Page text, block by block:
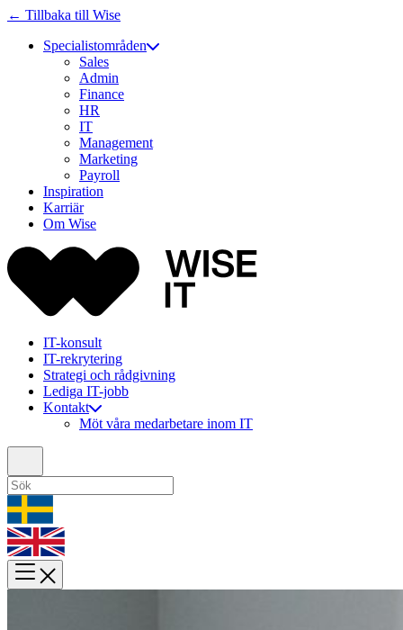
← Tillbaka till Wise
Specialistområden
Sales
Admin
Finance
HR
IT
Management
Marketing
Payroll
Inspiration
Karriär
Om Wise
IT-konsult
IT-rekrytering
Strategi och rådgivning
Lediga IT-jobb
Kontakt
Möt våra medarbetare inom IT